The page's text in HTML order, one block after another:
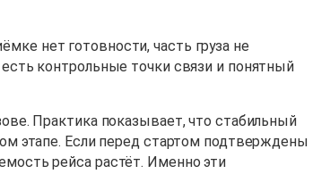
нет готовности, часть груза не
есть контрольные точки связи и понятный
Практика показывает, что стабильный
этапе. Если перед стартом подтверждены
рейса растёт. Именно эти